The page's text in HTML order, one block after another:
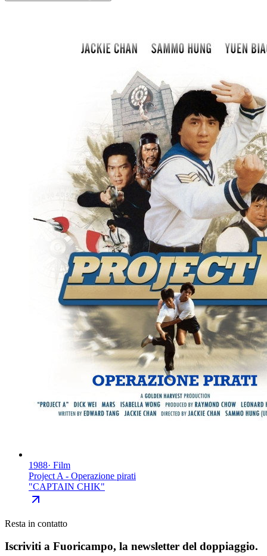
1988· Film
Project A - Operazione pirati
"CAPTAIN CHIK"
Resta in contatto
Iscriviti a Fuoricampo, la newsletter del doppiaggio.